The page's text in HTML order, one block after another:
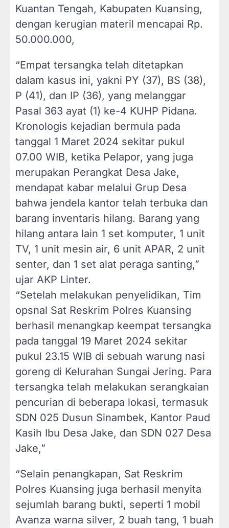
Kuantan Tengah, Kabupaten Kuansing,
dengan kerugian materil mencapai Rp.
50.000.000,
“Empat tersangka telah ditetapkan
dalam kasus ini, yakni PY (37), BS (38),
P (41), dan IP (36), yang melanggar
Pasal 363 ayat (1) ke-4 KUHP Pidana.
Kronologis kejadian bermula pada
tanggal 1 Maret 2024 sekitar pukul
07.00 WIB, ketika Pelapor, yang juga
merupakan Perangkat Desa Jake,
mendapat kabar melalui Grup Desa
bahwa jendela kantor telah terbuka dan
barang inventaris hilang. Barang yang
hilang antara lain 1 set komputer, 1 unit
TV, 1 unit mesin air, 6 unit APAR, 2 unit
senter, dan 1 set alat peraga santing,”
ujar AKP Linter.
“Setelah melakukan penyelidikan, Tim
opsnal Sat Reskrim Polres Kuansing
berhasil menangkap keempat tersangka
pada tanggal 19 Maret 2024 sekitar
pukul 23.15 WIB di sebuah warung nasi
goreng di Kelurahan Sungai Jering. Para
tersangka telah melakukan serangkaian
pencurian di beberapa lokasi, termasuk
SDN 025 Dusun Sinambek, Kantor Paud
Kasih Ibu Desa Jake, dan SDN 027 Desa
Jake,”
“Selain penangkapan, Sat Reskrim
Polres Kuansing juga berhasil menyita
sejumlah barang bukti, seperti 1 mobil
Avanza warna silver, 2 buah tang, 1 buah